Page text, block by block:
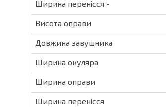
Ширина перенісся -
Висота оправи
Довжина завушника
Ширина окуляра
Ширина оправи
Ширина перенісся